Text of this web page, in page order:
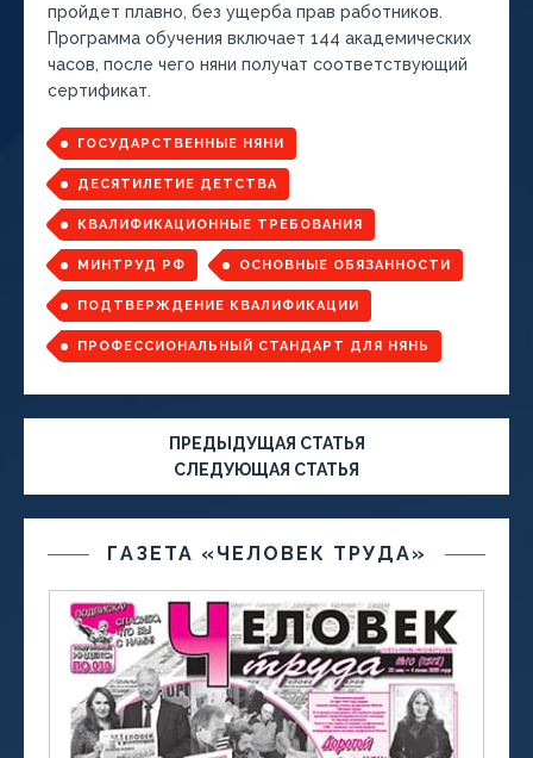
пройдет плавно, без ущерба прав работников.
Программа обучения включает 144 академических
часов, после чего няни получат соответствующий
сертификат.
ГОСУДАРСТВЕННЫЕ НЯНИ
ДЕСЯТИЛЕТИЕ ДЕТСТВА
КВАЛИФИКАЦИОННЫЕ ТРЕБОВАНИЯ
МИНТРУД РФ ОСНОВНЫЕ ОБЯЗАННОСТИ
ПОДТВЕРЖДЕНИЕ КВАЛИФИКАЦИИ
ПРОФЕССИОНАЛЬНЫЙ СТАНДАРТ ДЛЯ НЯНЬ
ПРЕДЫДУЩАЯ СТАТЬЯ
СЛЕДУЮЩАЯ СТАТЬЯ
ГАЗЕТА «ЧЕЛОВЕК ТРУДА»